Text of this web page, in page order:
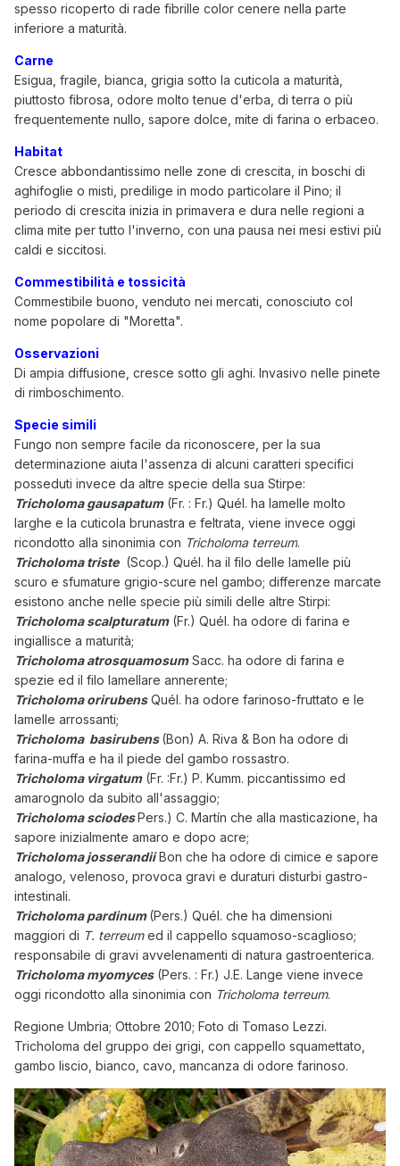
spesso ricoperto di rade fibrille color cenere nella parte
inferiore a maturità.
Carne
Esigua, fragile, bianca, grigia sotto la cuticola a maturità,
piuttosto fibrosa, odore molto tenue d'erba, di terra o più
frequentemente nullo, sapore dolce, mite di farina o erbaceo.
Habitat
Cresce abbondantissimo nelle zone di crescita, in boschi di
aghifoglie o misti, predilige in modo particolare il Pino; il
periodo di crescita inizia in primavera e dura nelle regioni a
clima mite per tutto l'inverno, con una pausa nei mesi estivi più
caldi e siccitosi.
Commestibilità e tossicità
Commestibile buono, venduto nei mercati, conosciuto col
nome popolare di "Moretta".
Osservazioni
Di ampia diffusione, cresce sotto gli aghi. Invasivo nelle pinete
di rimboschimento.
Specie simili
Fungo non sempre facile da riconoscere, per la sua
determinazione aiuta l'assenza di alcuni caratteri specifici
posseduti invece da altre specie della sua Stirpe:
Tricholoma gausapatum (Fr. : Fr.) Quél. ha lamelle molto
larghe e la cuticola brunastra e feltrata, viene invece oggi
ricondotto alla sinonimia con Tricholoma terreum.
Tricholoma triste (Scop.) Quél. ha il filo delle lamelle più
scuro e sfumature grigio-scure nel gambo; differenze marcate
esistono anche nelle specie più simili delle altre Stirpi:
Tricholoma scalpturatum (Fr.) Quél. ha odore di farina e
ingiallisce a maturità;
Tricholoma atrosquamosum Sacc. ha odore di farina e
spezie ed il filo lamellare annerente;
Tricholoma orirubens Quél. ha odore farinoso-fruttato e le
lamelle arrossanti;
Tricholoma basirubens (Bon) A. Riva & Bon ha odore di
farina-muffa e ha il piede del gambo rossastro.
Tricholoma virgatum (Fr. :Fr.) P. Kumm. piccantissimo ed
amarognolo da subito all'assaggio;
Tricholoma sciodesPers.) C. Martín che alla masticazione, ha
sapore inizialmente amaro e dopo acre;
Tricholoma josserandii Bon che ha odore di cimice e sapore
analogo, velenoso, provoca gravi e duraturi disturbi gastro-
intestinali.
Tricholoma pardinum(Pers.) Quél. che ha dimensioni
maggiori di T. terreum ed il cappello squamoso-scaglioso;
responsabile di gravi avvelenamenti di natura gastroenterica.
Tricholoma myomyces(Pers. : Fr.) J.E. Lange viene invece
oggi ricondotto alla sinonimia con Tricholoma terreum.
Regione Umbria; Ottobre 2010; Foto di Tomaso Lezzi.
Tricholoma del gruppo dei grigi, con cappello squamettato,
gambo liscio, bianco, cavo, mancanza di odore farinoso.